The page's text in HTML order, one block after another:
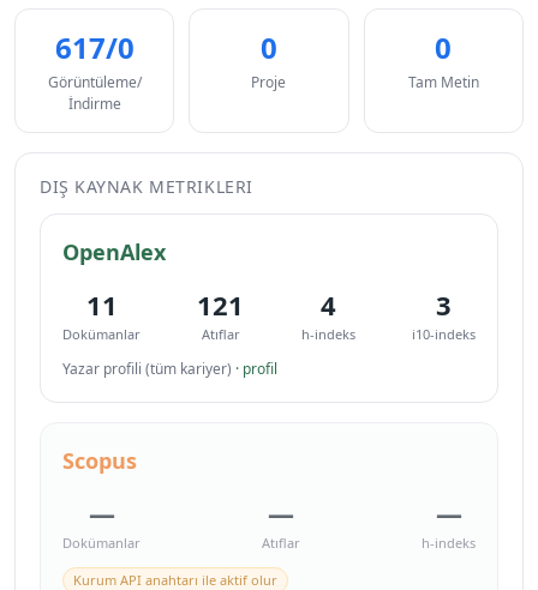
617/0
Görüntüleme/
İndirme
0
Proje
0
Tam Metin
DIŞ KAYNAK METRIKLERI
OpenAlex
11
Dokümanlar
121
Atıflar
4
h-indeks
3
i10-indeks
Yazar profili (tüm kariyer) · profil
Scopus
—
Dokümanlar
—
Atıflar
—
h-indeks
Kurum API anahtarı ile aktif olur